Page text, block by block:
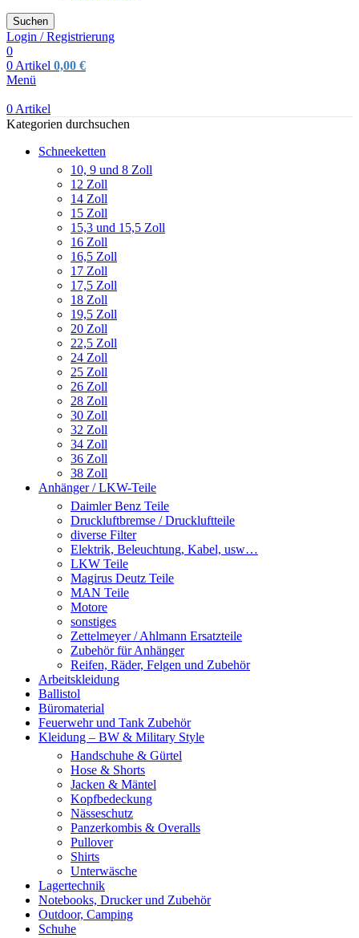
Suchen
Login / Registrierung
0
0 Artikel 0,00 €
Menü
0 Artikel
Kategorien durchsuchen
Schneeketten
10, 9 und 8 Zoll
12 Zoll
14 Zoll
15 Zoll
15,3 und 15,5 Zoll
16 Zoll
16,5 Zoll
17 Zoll
17,5 Zoll
18 Zoll
19,5 Zoll
20 Zoll
22,5 Zoll
24 Zoll
25 Zoll
26 Zoll
28 Zoll
30 Zoll
32 Zoll
34 Zoll
36 Zoll
38 Zoll
Anhänger / LKW-Teile
Daimler Benz Teile
Druckluftbremse / Druckluftteile
diverse Filter
Elektrik, Beleuchtung, Kabel, usw…
LKW Teile
Magirus Deutz Teile
MAN Teile
Motore
sonstiges
Zettelmeyer / Ahlmann Ersatzteile
Zubehör für Anhänger
Reifen, Räder, Felgen und Zubehör
Arbeitskleidung
Ballistol
Büromaterial
Feuerwehr und Tank Zubehör
Kleidung – BW & Military Style
Handschuhe & Gürtel
Hose & Shorts
Jacken & Mäntel
Kopfbedeckung
Nässeschutz
Panzerkombis & Overalls
Pullover
Shirts
Unterwäsche
Lagertechnik
Notebooks, Drucker und Zubehör
Outdoor, Camping
Schuhe